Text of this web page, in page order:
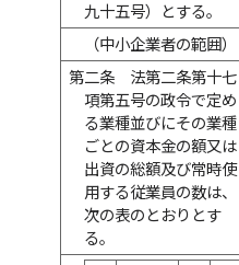
九十五号）とする。
（中小企業者の範囲）
第二条
法第二条第十七
項第五号の政令で定め
る業種並びにその業種
ごとの資本金の額又は
出資の総額及び常時使
用する従業員の数は、
次の表のとおりとす
る。